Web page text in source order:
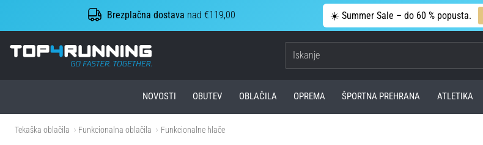
Brezplačna dostava nad €119,00 ☀️ Summer Sale – do 60 % popusta.
Top4Running.si
NOVOSTI OBUTEV OBLAČILA OPREMA ŠPORTNA PREHRANA ATLETIKA
Tekaška oblačila Funkcionalna oblačila Funkcionalne hlače